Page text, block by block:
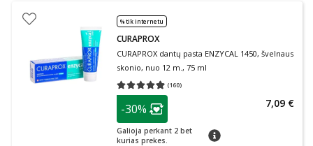
% tik internetu
CURAPROX
CURAPROX dantų pasta ENZYCAL 1450, švelnaus
skonio, nuo 12 m., 75 ml
(160)
Vidutinis įvertinimas 4.94
patarimas
Lojalumo klubo narių nuolaida
-30%
Galioja perkant 2 bet
kurias prekes.
patarimas
7,09 €